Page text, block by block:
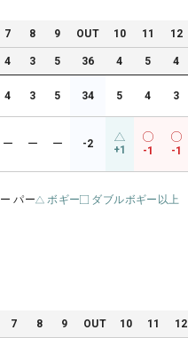
7 8 9 OUT 10 11 12
4 3 5 36 4 5 4
4 3 5 34 5 4 3
ー ー ー -2 +1 -1 -1
ー パー ボギー ダブルボギー以上
7 8 9 OUT 10 11 12